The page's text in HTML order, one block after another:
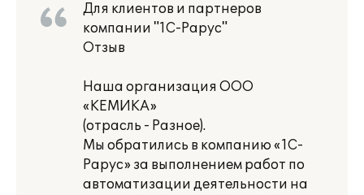
Для клиентов и партнеров
компании "1С-Рарус"
Отзыв
Наша организация ООО
«КЕМИКА»
(отрасль - Разное).
Мы обратились в компанию «1С-
Рарус» за выполнением работ по
автоматизации деятельности на